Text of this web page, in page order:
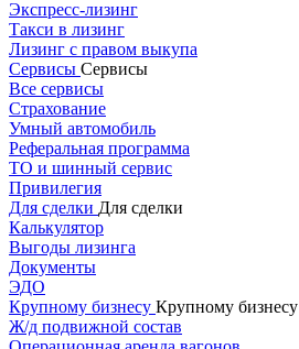
Экспресс-лизинг
Такси в лизинг
Лизинг с правом выкупа
Сервисы Сервисы
Все сервисы
Страхование
Умный автомобиль
Реферальная программа
ТО и шинный сервис
Привилегия
Для сделки Для сделки
Калькулятор
Выгоды лизинга
Документы
ЭДО
Крупному бизнесу Крупному бизнесу
Ж/д подвижной состав